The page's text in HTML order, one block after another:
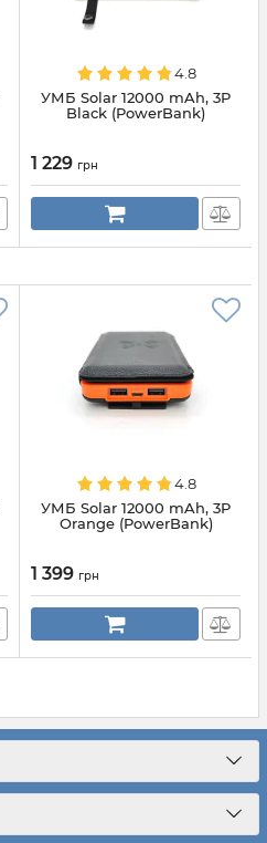
4.8
УМБ Solar 12000 mAh, 3P
Black (PowerBank)
1 229 грн
4.8
УМБ Solar 12000 mAh, 3P
Orange (PowerBank)
1 399 грн